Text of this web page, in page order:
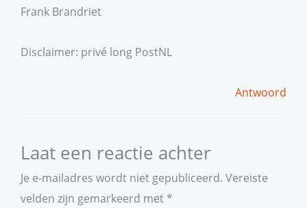
Frank Brandriet
Disclaimer: privé long PostNL
Antwoord
Laat een reactie achter
Je e-mailadres wordt niet gepubliceerd. Vereiste
velden zijn gemarkeerd met *